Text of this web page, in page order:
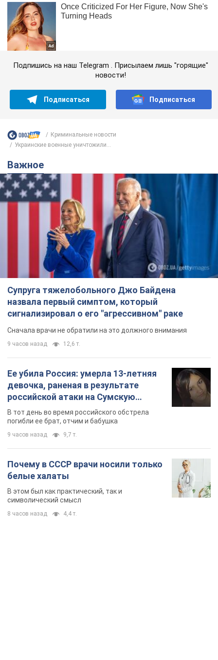
Подпишись на наш Telegram . Присылаем лишь "горящие"
новости!
Подписаться Подписаться
Криминальные новости
Украинские военные уничтожили...
Важное
Супруга тяжелобольного Джо Байдена
назвала первый симптом, который
сигнализировал о его "агрессивном" раке
Сначала врачи не обратили на это должного внимания
9 часов назад 12,6 т.
Ее убила Россия: умерла 13-летняя
девочка, раненая в результате
российской атаки на Сумскую
область. Фото
В тот день во время российского обстрела
погибли ее брат, отчим и бабушка
9 часов назад 9,7 т.
Почему в СССР врачи носили только
белые халаты
В этом был как практический, так и
символический смысл
8 часов назад 4,4 т.